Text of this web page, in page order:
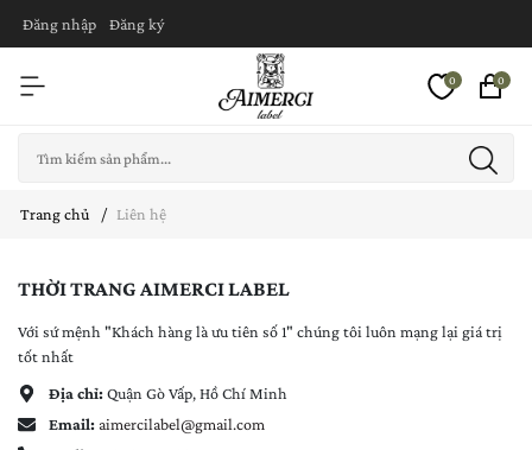
Đăng nhập Đăng ký
0 0
Trang chủ Liên hệ
THỜI TRANG AIMERCI LABEL
Với sứ mệnh "Khách hàng là ưu tiên số 1" chúng tôi luôn mạng lại giá trị
tốt nhất
Địa chỉ:Quận Gò Vấp, Hồ Chí Minh
Email:aimercilabel@gmail.com